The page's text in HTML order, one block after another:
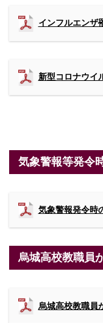
インフルエンザ
新型コロナウイ
気象警報等発令
気象警報発令時
烏城高校教職員
烏城高校教職員